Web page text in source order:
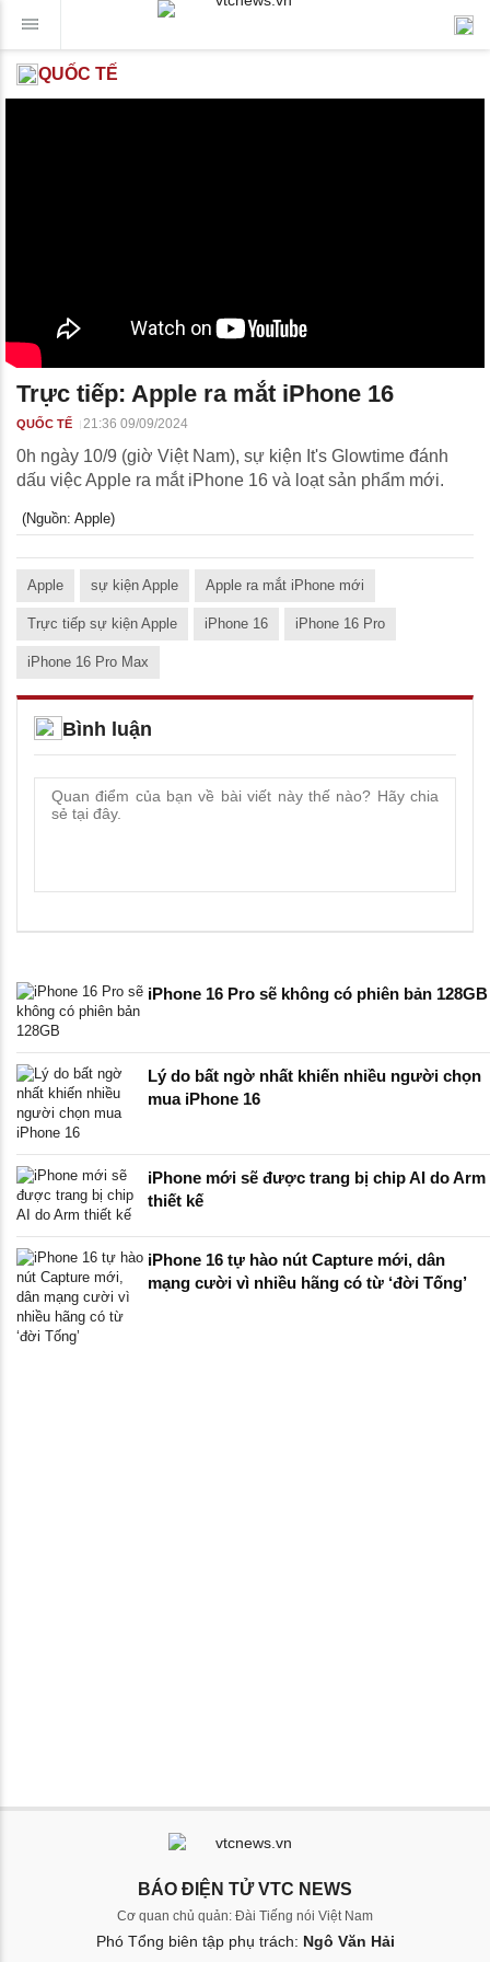
QUỐC TẾ
Trực tiếp: Apple ra mắt iPhone 16
QUỐC TẾ 21:36 09/09/2024
0h ngày 10/9 (giờ Việt Nam), sự kiện It's Glowtime đánh
dấu việc Apple ra mắt iPhone 16 và loạt sản phẩm mới.
(Nguồn: Apple)
Apple sự kiện Apple Apple ra mắt iPhone mới
Trực tiếp sự kiện Apple iPhone 16 iPhone 16 Pro
iPhone 16 Pro Max
Bình luận
iPhone 16 Pro sẽ không có phiên bản 128GB
Lý do bất ngờ nhất khiến nhiều người chọn
mua iPhone 16
iPhone mới sẽ được trang bị chip AI do Arm
thiết kế
iPhone 16 tự hào nút Capture mới, dân
mạng cười vì nhiều hãng có từ ‘đời Tống’
BÁO ĐIỆN TỬ VTC NEWS
Cơ quan chủ quản: Đài Tiếng nói Việt Nam
Phó Tổng biên tập phụ trách: Ngô Văn Hải